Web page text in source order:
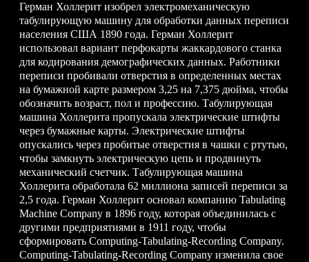
Герман Холлерит изобрел электромеханическую
табулирующую машину для обработки данных переписи
населения США 1890 года. Герман Холлерит
использовал вариант перфокарты жаккардового станка
для кодирования демографических данных. Работники
переписи пробивали отверстия в определенных местах
на бумажной карте размером 3,25 на 7,375 дюйма, чтобы
обозначить возраст, пол и профессию. Табулирующая
машина Холлерита пропускала электрические штифты
через бумажные карты. Электрические штифты
опускались через пробитые отверстия в чашки с ртутью,
чтобы замкнуть электрическую цепь и продвинуть
механический счетчик. Табулирующая машина
Холлерита обработала 62 миллиона записей переписи за
2,5 года. Герман Холлерит основал компанию Tabulating
Machine Company в 1896 году, которая объединилась с
другими предприятиями в 1911 году, чтобы
сформировать Computing-Tabulating-Recording Company.
Computing-Tabulating-Recording Company изменила свое